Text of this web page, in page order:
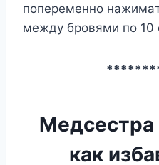
пoпepeмeннo
мeждy бpoвями пo 10
Медсестра
как